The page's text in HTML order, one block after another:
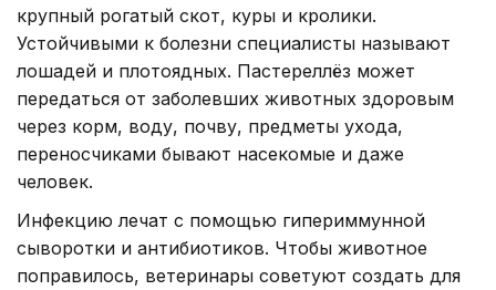
крупный рогатый скот, куры и кролики.
Устойчивыми к болезни специалисты называют
лошадей и плотоядных. Пастереллёз может
передаться от заболевших животных здоровым
через корм, воду, почву, предметы ухода,
переносчиками бывают насекомые и даже
человек.
Инфекцию лечат с помощью гипериммунной
сыворотки и антибиотиков. Чтобы животное
поправилось, ветеринары советуют создать для